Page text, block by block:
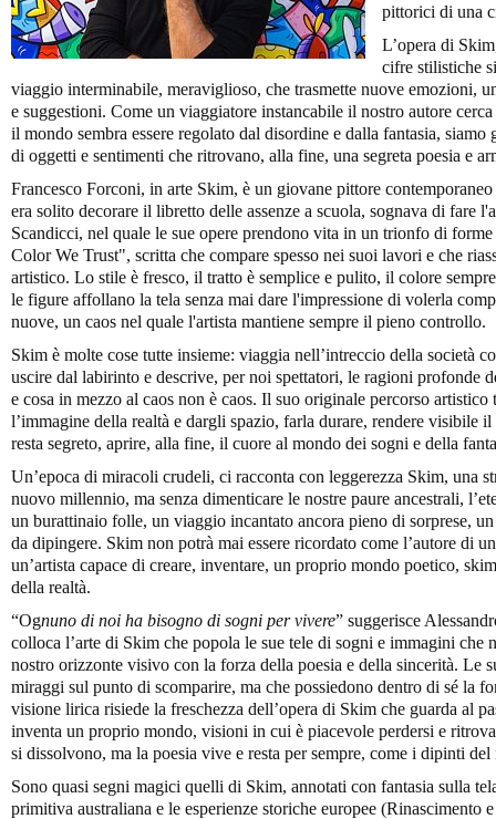
pittorici di una
L’opera di
cifre stilistiche
viaggio interminabile, meraviglioso, che trasmette nuove emozioni,
e suggestioni. Come un viaggiatore instancabile il nostro autore
il mondo sembra essere regolato dal disordine e dalla fantasia,
di oggetti e sentimenti che ritrovano, alla fine, una segreta poesia e
Francesco Forconi, in arte Skim, è un giovane pittore
era solito decorare il libretto delle assenze a scuola, sognava di fare
Scandicci, nel quale le sue opere prendono vita in un trionfo di
Color We Trust", scritta che compare spesso nei suoi lavori e che
artistico. Lo stile è fresco, il tratto è semplice e pulito, il colore
le figure affollano la tela senza mai dare l'impressione di volerla
nuove, un caos nel quale l'artista mantiene sempre il pieno controllo.
Skim è molte cose tutte insieme: viaggia nell’intreccio della società
uscire dal labirinto e descrive, per noi spettatori, le ragioni profonde
e cosa in mezzo al caos non è caos. Il suo originale percorso
l’immagine della realtà e dargli spazio, farla durare, rendere visibile
resta segreto, aprire, alla fine, il cuore al mondo dei sogni e della
Un’epoca di miracoli crudeli, ci racconta con leggerezza Skim, una
nuovo millennio, ma senza dimenticare le nostre paure ancestrali,
un burattinaio folle, un viaggio incantato ancora pieno di sorprese,
da dipingere. Skim non potrà mai essere ricordato come l’autore di
un’artista capace di creare, inventare, un proprio mondo poetico,
della realtà.
“Ognuno di noi ha bisogno di sogni per vivere” suggerisce
colloca l’arte di Skim che popola le sue tele di sogni e immagini che
nostro orizzonte visivo con la forza della poesia e della sincerità. Le
miraggi sul punto di scomparire, ma che possiedono dentro di sé la
visione lirica risiede la freschezza dell’opera di Skim che guarda al
inventa un proprio mondo, visioni in cui è piacevole perdersi e
si dissolvono, ma la poesia vive e resta per sempre, come i dipinti del
Sono quasi segni magici quelli di Skim, annotati con fantasia sulla
primitiva australiana e le esperienze storiche europee